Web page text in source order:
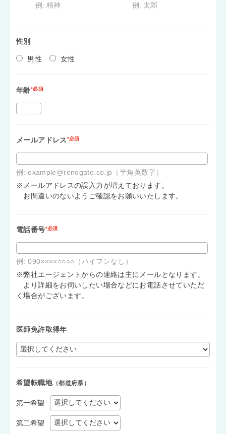
例: 精神
例: 太郎
性別
男性 女性
年齢*必須
メールアドレス*必須
例: example@renogate.co.jp（半角英数字）
※メールアドレスの誤入力が増えております。
お間違いのないようご確認をお願いいたします。
電話番号*必須
例: 090××××○○○○（ハイフンなし）
※弊社エージェントからの連絡は主にメールとなります。
より詳細をお伺いしたい場合などにお電話させていただ
く場合がございます。
医師免許取得年
希望転職地（都道府県）
第一希望
第二希望